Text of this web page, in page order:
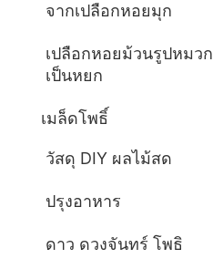
จากเปลือกหอยมุก
เปลือกหอยม้วนรูปหมว
เป็นหยก
เมล็ดโพธิ์
วัสดุ DIY ผลไม้สด
ปรุงอาหาร
ดาว ดวงจันทร์ โพธิ